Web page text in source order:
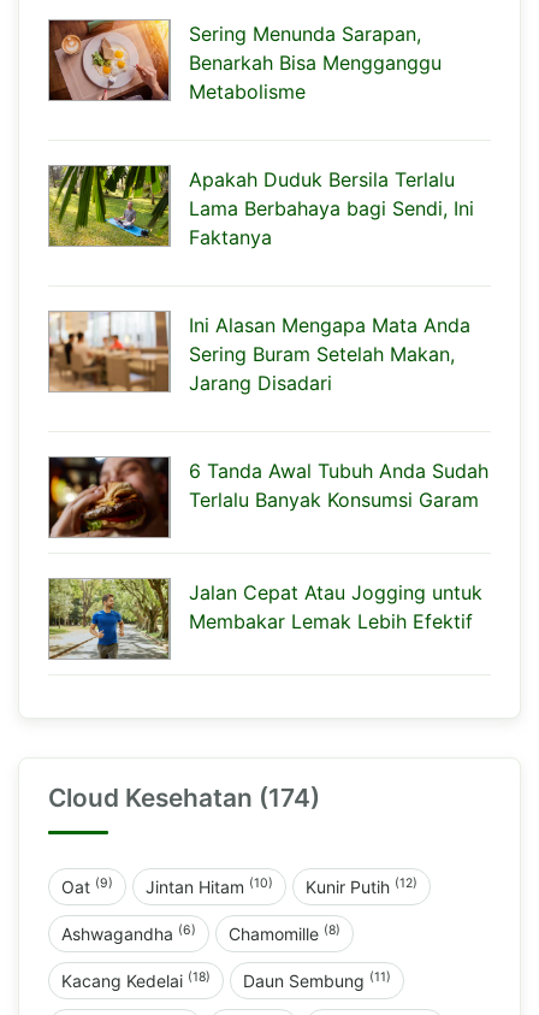
Sering Menunda Sarapan,
Benarkah Bisa Mengganggu
Metabolisme
Apakah Duduk Bersila Terlalu
Lama Berbahaya bagi Sendi, Ini
Faktanya
Ini Alasan Mengapa Mata Anda
Sering Buram Setelah Makan,
Jarang Disadari
6 Tanda Awal Tubuh Anda Sudah
Terlalu Banyak Konsumsi Garam
Jalan Cepat Atau Jogging untuk
Membakar Lemak Lebih Efektif
Cloud Kesehatan (174)
Oat (9) Jintan Hitam (10) Kunir Putih (12)
Ashwagandha (6) Chamomille (8)
Kacang Kedelai (18) Daun Sembung (11)